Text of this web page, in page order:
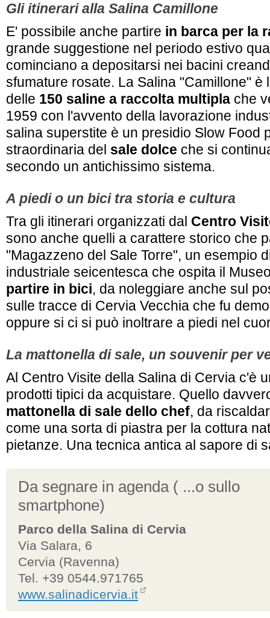
Gli itinerari alla Salina Camillone
E' possibile anche partire in barca per la
grande suggestione nel periodo estivo
cominciano a depositarsi nei bacini
sfumature rosate. La Salina "Camillone" è
delle 150 saline a raccolta multipla che
1959 con l'avvento della lavorazione
salina superstite è un presidio Slow Food
straordinaria del sale dolce che si
secondo un antichissimo sistema.
A piedi o un bici tra storia e cultura
Tra gli itinerari organizzati dal Centro
sono anche quelli a carattere storico che
"Magazzeno del Sale Torre", un esempio
industriale seicentesca che ospita il
partire in bici, da noleggiare anche sul
sulle tracce di Cervia Vecchia che fu
oppure si ci si può inoltrare a piedi nel
La mattonella di sale, un souvenir per
Al Centro Visite della Salina di Cervia c'è
prodotti tipici da acquistare. Quello
mattonella di sale dello chef, da
come una sorta di piastra per la cottura
pietanze. Una tecnica antica al sapore di
Da segnare in agenda ( ...o sullo
smartphone)
Parco della Salina di Cervia
Via Salara, 6
Cervia (Ravenna)
Tel. +39 0544.971765
www.salinadicervia.it